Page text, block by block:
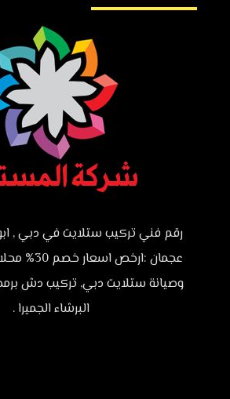
رقم فني تركيب ستلايت في دبي ,
عجمان :ارخص
وصيانة ستلايت دبي, تركيب دش
البرشاء الجميرا .